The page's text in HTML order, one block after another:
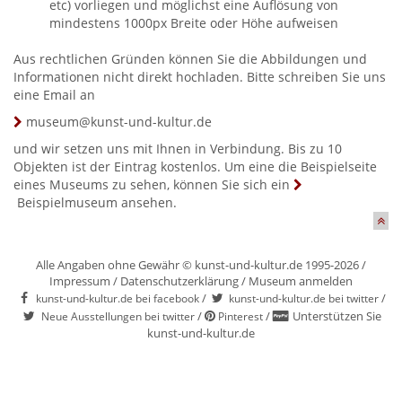
etc) vorliegen und möglichst eine Auflösung von
mindestens 1000px Breite oder Höhe aufweisen
Aus rechtlichen Gründen können Sie die Abbildungen und
Informationen nicht direkt hochladen. Bitte schreiben Sie uns
eine Email an
museum@kunst-und-kultur.de
und wir setzen uns mit Ihnen in Verbindung. Bis zu 10
Objekten ist der Eintrag kostenlos. Um eine die Beispielseite
eines Museums zu sehen, können Sie sich ein
Beispielmuseum ansehen.
Alle Angaben ohne Gewähr © kunst-und-kultur.de 1995-2026 /
Impressum / Datenschutzerklärung/ Museum anmelden
kunst-und-kultur.de bei facebook/ kunst-und-kultur.de bei twitter/
Neue Ausstellungen bei twitter/ Pinterest/
Unterstützen Sie
kunst-und-kultur.de